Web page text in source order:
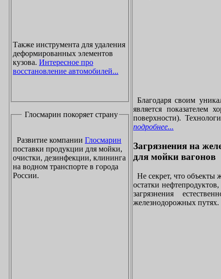
Также инструмента для удаления
деформированных элементов
кузова. Интересное про
восстановление автомобилей...
Глосмарин покоряет страну
Развитие компании Глосмарин
поставки продукции для мойки,
очистки, дезинфекции, клининга
на водном транспорте в города
России.
Благодаря своим
является показателем
поверхности).
подробнее...
Загрязнения на
для мойки вагонов
Не секрет, что объекты
остатки нефтепродуктов,
загрязнения
железнодорожных путях.